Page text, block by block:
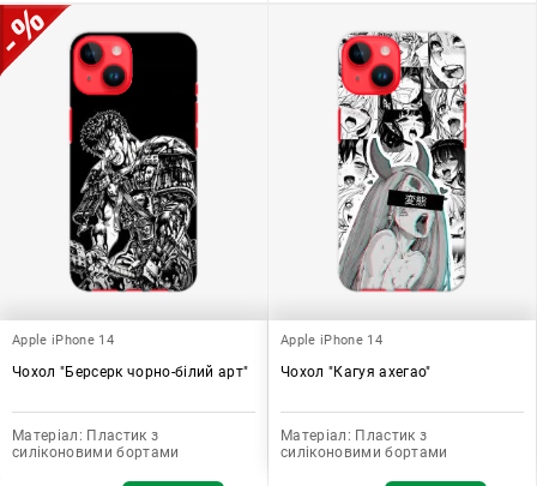
Apple iPhone 14
Чохол "Берсерк чорно-білий арт"
Матеріал: Пластик з
силіконовими бортами
Apple iPhone 14
Чохол "Кагуя ахегао"
Матеріал: Пластик з
силіконовими бортами